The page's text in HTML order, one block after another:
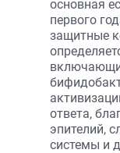
основная
первого
защитные
ответа,
эпителий,
системы и